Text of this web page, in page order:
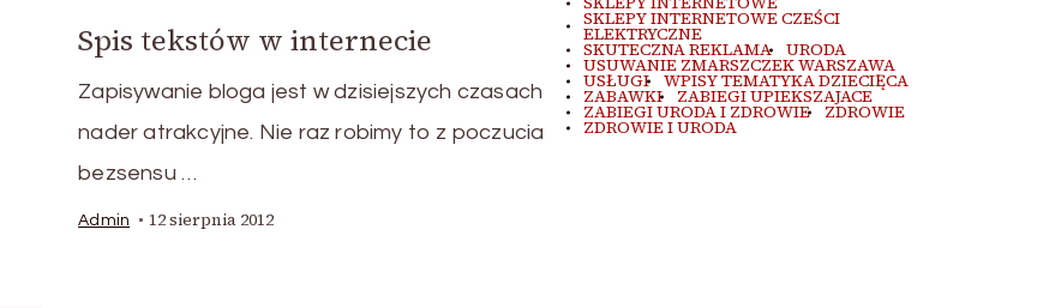
Spis tekstów w internecie
Zapisywanie bloga jest w dzisiejszych czasach
nader atrakcyjne. Nie raz robimy to z poczucia
bezsensu …
Admin 12 sierpnia 2012
SKLEPY INTERNETOWE CZEŚCI
ELEKTRYCZNE
SKUTECZNA REKLAMA URODA
USUWANIE ZMARSZCZEK WARSZAWA
USŁUGI WPISY TEMATYKA DZIECIĘCA
ZABAWKI ZABIEGI UPIEKSZAJACE
ZABIEGI URODA I ZDROWIE ZDROWIE
ZDROWIE I URODA